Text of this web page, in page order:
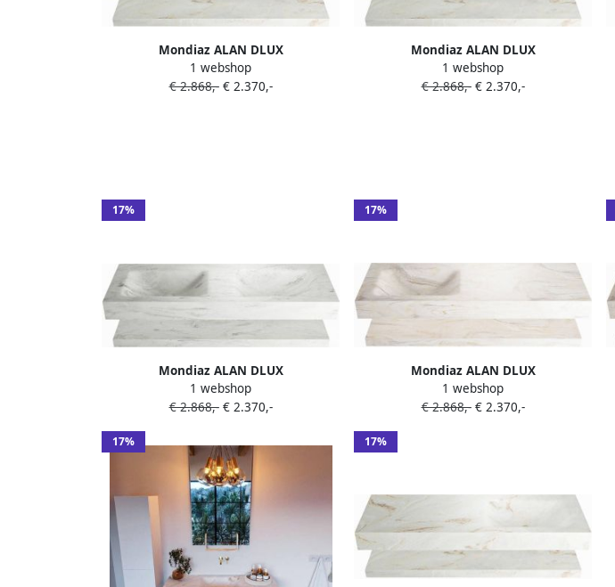
Mondiaz ALAN DLUX
Badkamermeubelset 130cm planchet
Frappe vrijhangende wastafel wasbak
1 webshop
€ 2.868,-€ 2.370,-
Mondiaz ALAN DLUX
Badkamermeubelset 130cm planchet
Frappe vrijhangende wastafel wasbak
1 webshop
€ 2.868,-€ 2.370,-
17%
Mondiaz ALAN DLUX
Badkamermeubelset 130cm planchet
Opalo vrijhangende wastafel 2
ADX130OpaPLD0Opa
1 webshop
€ 2.868,-€ 2.370,-
17%
Mondiaz ALAN DLUX
Badkamermeubelset 130cm planchet
Ostra vrijhangende wastafel wasbak
1 webshop
€ 2.868,-€ 2.370,-
17% 17%